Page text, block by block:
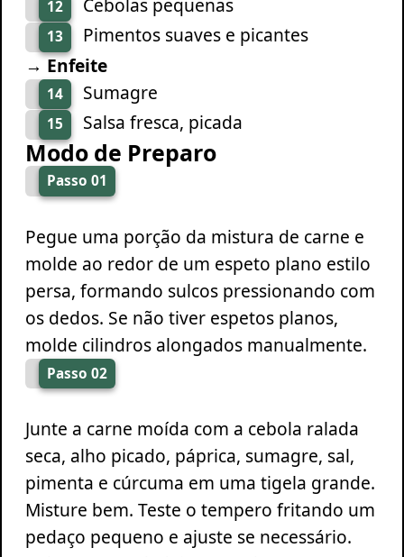
12
13
Pimentos suaves e picantes
→ Enfeite
14 Sumagre
15 Salsa fresca, picada
Modo de Preparo
Passo 01
Pegue uma porção da mistura de carne e
molde ao redor de um espeto plano estilo
persa, formando sulcos pressionando com
os dedos. Se não tiver espetos planos,
molde cilindros alongados manualmente.
Passo 02
Junte a carne moída com a cebola ralada
seca, alho picado, páprica, sumagre, sal,
pimenta e cúrcuma em uma tigela grande.
Misture bem. Teste o tempero fritando um
pedaço pequeno e ajuste se necessário.